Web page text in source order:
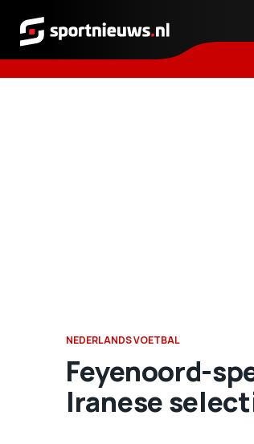
Sportnieuws.nl
NEDERLANDS VOETBAL
Feyenoord-
Iranese